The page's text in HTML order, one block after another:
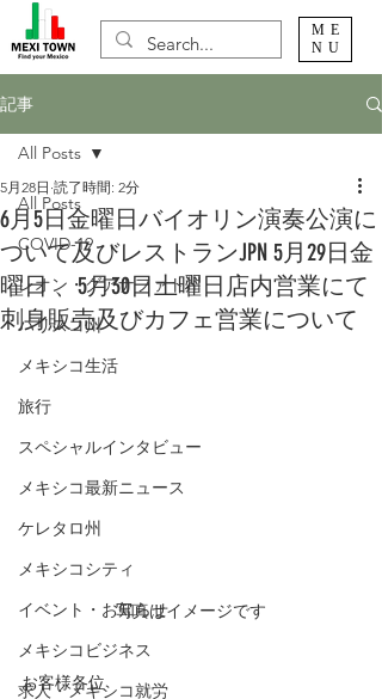
ME
NU
記事
All Posts
COVID-19
レオン・グアナファト州
ハリスコ州
メキシコ生活
旅行
スペシャルインタビュー
メキシコ最新ニュース
ケレタロ州
メキシコシティ
イベント・お知らせ
メキシコビジネス
求人・メキシコ就労
All Posts
6月5日金曜日バイオリン演奏公演に
ついて及びレストランJPN 5月29日金
曜日 、5月30日土曜日店内営業にて
刺身販売及びカフェ営業について
5月28日 読了時間: 2分
写真はイメージです
お客様各位